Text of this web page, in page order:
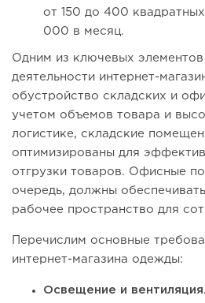
от 150 до 400
000 в месяц.
Одним из ключевых
деятельности интернет-
обустройство складских и
учетом объемов товара и
логистике, складские
оптимизированы для
отгрузки товаров. Офисные
очередь, должны
рабочее пространство для
Перечислим основные
интернет-магазина одежды:
Освещение и вентиляция.